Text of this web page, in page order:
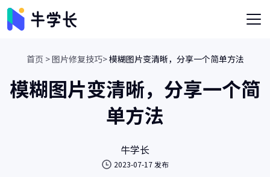
首页 >图片修复技巧>模糊图片变清晰，分享一个简单方法
模糊图片变清晰，分享一个简
单方法
牛学长
2023-07-17 发布